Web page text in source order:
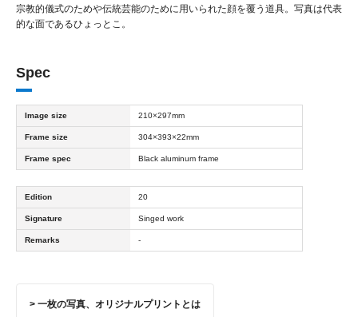
宗教的儀式のためや伝統芸能のために用いられた顔を覆う道具。写真は代表
的な面であるひょっとこ。
Spec
Image size 210×297mm
Frame size 304×393×22mm
Frame spec Black aluminum frame
Edition 20
Signature Singed work
Remarks -
> 一枚の写真、オリジナルプリントとは